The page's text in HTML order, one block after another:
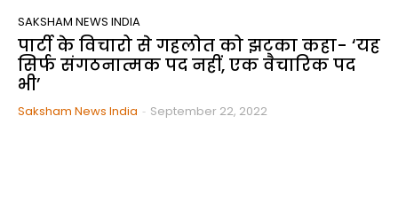
SAKSHAM NEWS INDIA
पार्टी के विचारो से गहलोत को झटका कहा- ‘यह
सिर्फ संगठनात्मक पद नहीं, एक वैचारिक पद
भी’
Saksham News India - September 22, 2022